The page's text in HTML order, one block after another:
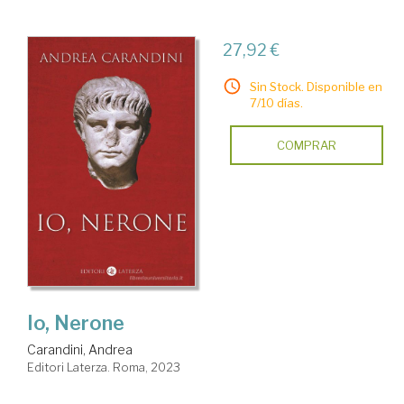
27,92 €
Sin Stock. Disponible en
7/10 días.
COMPRAR
Io, Nerone
Carandini, Andrea
Editori Laterza. Roma, 2023